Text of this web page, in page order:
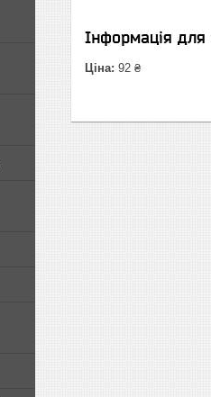
Інформація
Ціна: 92 ₴